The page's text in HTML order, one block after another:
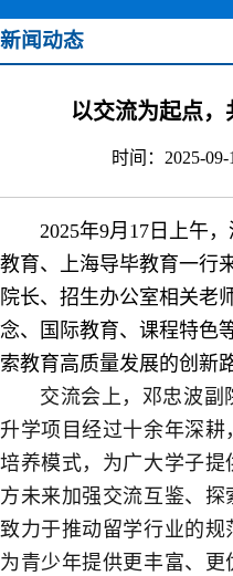
新闻动态
以交流为起点，
时间：2025-
2025年9月17日上午
教育、上海导毕教育一行
院长、招生办公室相关老
念、国际教育、课程特色
索教育高质量发展的创新
交流会上，邓忠波副
升学项目经过十余年深
培养模式，为广大学子
方未来加强交流互鉴、探
致力于推动留学行业的规
为青少年提供更丰富、